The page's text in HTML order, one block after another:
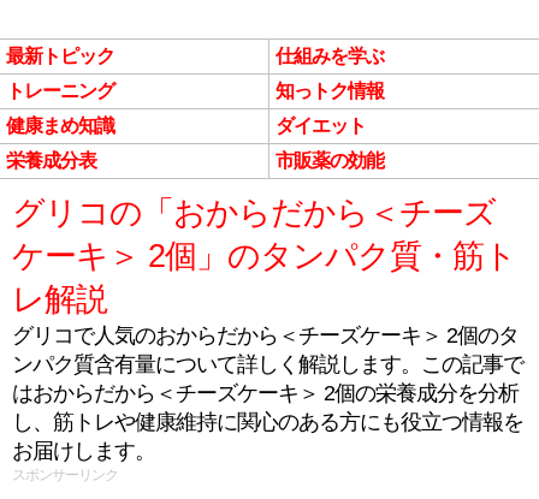
最新トピック
仕組みを学ぶ
トレーニング
知っトク情報
健康まめ知識
ダイエット
栄養成分表
市販薬の効能
グリコの「おからだから＜チーズ
ケーキ＞ 2個」のタンパク質・筋ト
レ解説
グリコで人気のおからだから＜チーズケーキ＞ 2個のタ
ンパク質含有量について詳しく解説します。この記事で
はおからだから＜チーズケーキ＞ 2個の栄養成分を分析
し、筋トレや健康維持に関心のある方にも役立つ情報を
お届けします。
スポンサーリンク